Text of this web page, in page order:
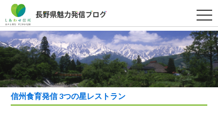
t
o
g
g
l
e
n
a
v
g
i
信州食育発信 3つの星レストラン